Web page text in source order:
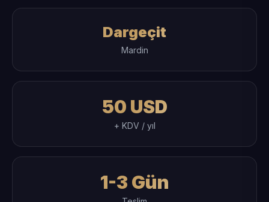
Dargeçit
Mardin
50 USD
+ KDV / yıl
1-3 Gün